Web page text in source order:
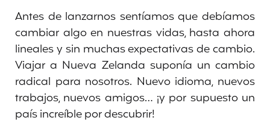
Antes de lanzarnos sentíamos que debíamos
cambiar algo en nuestras vidas, hasta ahora
lineales y sin muchas expectativas de cambio.
Viajar a Nueva Zelanda suponía un cambio
radical para nosotros. Nuevo idioma, nuevos
trabajos, nuevos amigos… ¡y por supuesto un
país increíble por descubrir!